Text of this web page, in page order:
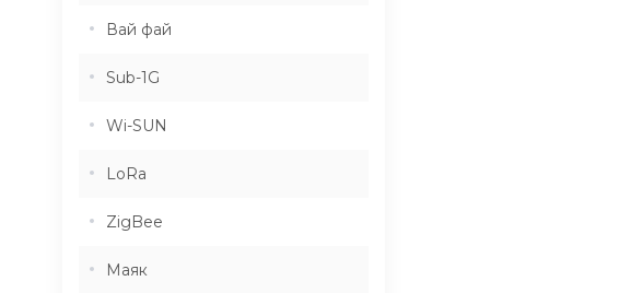
Вай фай
Sub-1G
Wi-SUN
LoRa
ZigBee
Маяк